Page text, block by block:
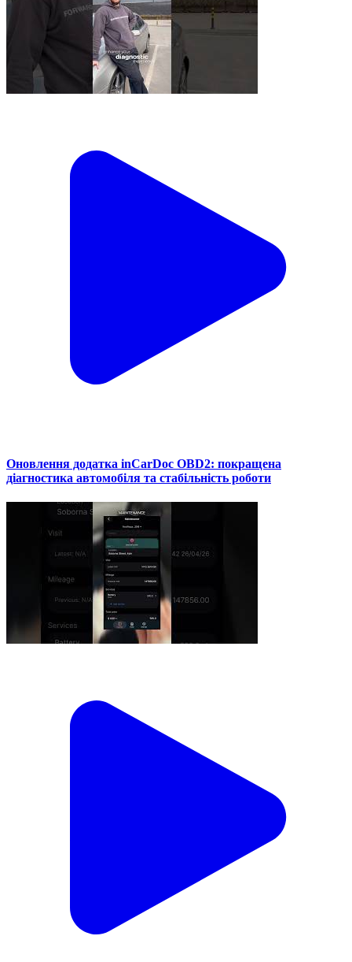
Оновлення додатка inCarDoc OBD2: покращена
діагностика автомобіля та стабільність роботи